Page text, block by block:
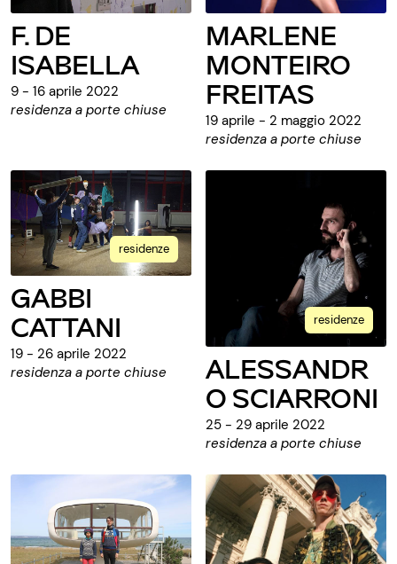
F. DE
ISABELLA
9 - 16 aprile 2022
residenza a porte chiuse
MARLENE
MONTEIRO
FREITAS
19 aprile - 2 maggio 2022
residenza a porte chiuse
residenze
GABBI
CATTANI
19 - 26 aprile 2022
residenza a porte chiuse
residenze
ALESSANDR
O SCIARRONI
25 - 29 aprile 2022
residenza a porte chiuse